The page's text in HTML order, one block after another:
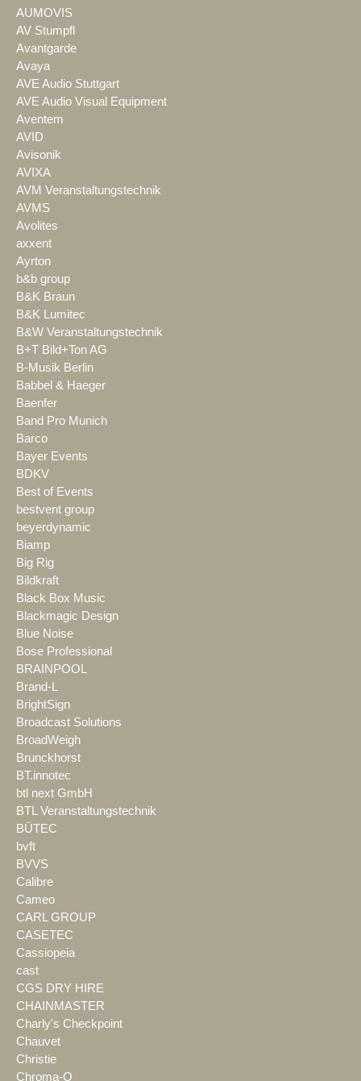
AUMOVIS
AV Stumpfl
Avantgarde
Avaya
AVE Audio Stuttgart
AVE Audio Visual Equipment
Aventem
AVID
Avisonik
AVIXA
AVM Veranstaltungstechnik
AVMS
Avolites
axxent
Ayrton
b&b group
B&K Braun
B&K Lumitec
B&W Veranstaltungstechnik
B+T Bild+Ton AG
B-Musik Berlin
Babbel & Haeger
Baenfer
Band Pro Munich
Barco
Bayer Events
BDKV
Best of Events
bestvent group
beyerdynamic
Biamp
Big Rig
Bildkraft
Black Box Music
Blackmagic Design
Blue Noise
Bose Professional
BRAINPOOL
Brand-L
BrightSign
Broadcast Solutions
BroadWeigh
Brunckhorst
BT.innotec
btl next GmbH
BTL Veranstaltungstechnik
BÜTEC
bvft
BVVS
Calibre
Cameo
CARL GROUP
CASETEC
Cassiopeia
cast
CGS DRY HIRE
CHAINMASTER
Charly's Checkpoint
Chauvet
Christie
Chroma-Q